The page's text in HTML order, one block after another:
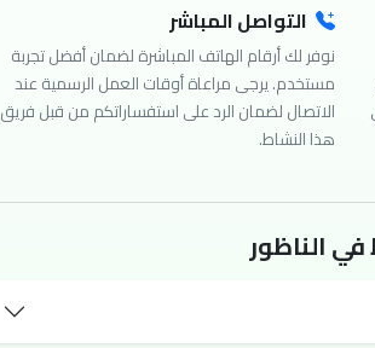
التواصل المباشر
نوفر لك أرقام الهاتف المباشرة لضمان أفضل تجربة
مستخدم. يرجى مراعاة أوقات العمل الرسمية عند
الاتصال لضمان الرد على استفساراتكم من قبل فريق
هذا النشاط.
الناظور